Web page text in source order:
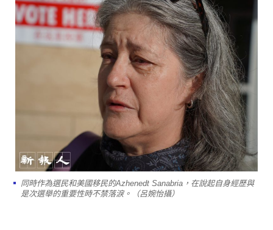
同時作為選民和美國移民的Azhenedt Sanabria，在說起自身經歷與
是次選舉的重要性時不禁落淚。（呂婉怡攝）